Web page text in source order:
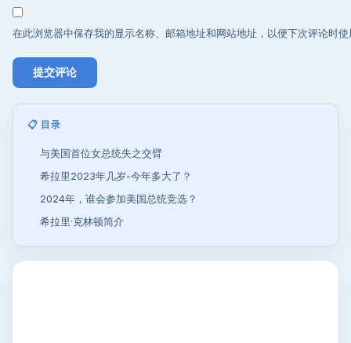
在此浏览器中保存我的显示名称、邮箱地址和网站地址，以便下次评论时使
📋 目录
与美国首位女总统失之交臂
希拉里2023年几岁-今年多大了？
2024年，谁会参加美国总统竞选？
希拉里·克林顿简介